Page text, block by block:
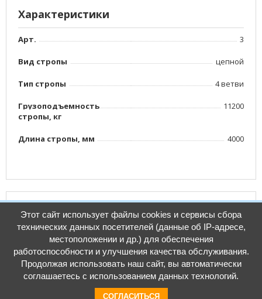
Характеристики
Арт. 3
Вид стропы цепной
Тип стропы 4 ветви
Грузоподъемноcть
стропы, кг
11200
Длина стропы, мм 4000
Документация
Размер: 0 b
Этот сайт использует файлы cookies и сервисы сбора
технических данных посетителей (данные об IP-адресе,
местоположении и др.) для обеспечения
работоспособности и улучшения качества обслуживания.
Продолжая использовать наш сайт, вы автоматически
соглашаетесь с использованием данных технологий.
СОГЛАСИТЬСЯ